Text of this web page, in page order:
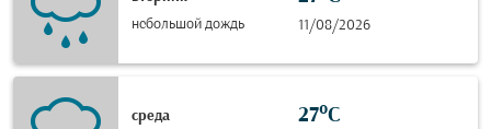
небольшой дождь
11/08/2026
среда
27°C